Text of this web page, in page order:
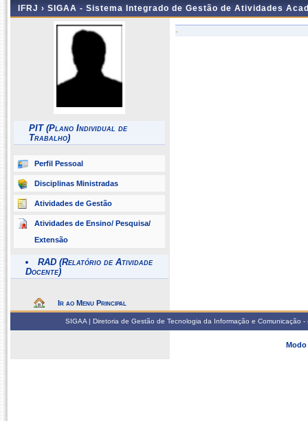
IFRJ › SIGAA - Sistema Integrado de Gestão de Atividades
PIT (Plano Individual de
Trabalho)
Perfil Pessoal
Disciplinas Ministradas
Atividades de Gestão
Atividades de Ensino/ Pesquisa/
Extensão
RAD (Relatório de Atividade
Docente)
Ir ao Menu Principal
-
SIGAA | Diretoria de Gestão de Tecnologia da Informação e
Modo